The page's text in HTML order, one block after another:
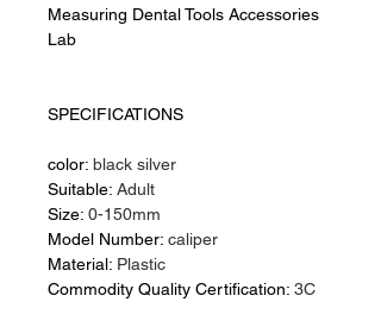
Measuring Dental Tools Accessories
Lab
SPECIFICATIONS
color: black silver
Suitable: Adult
Size: 0-150mm
Model Number: caliper
Material: Plastic
Commodity Quality Certification: 3C